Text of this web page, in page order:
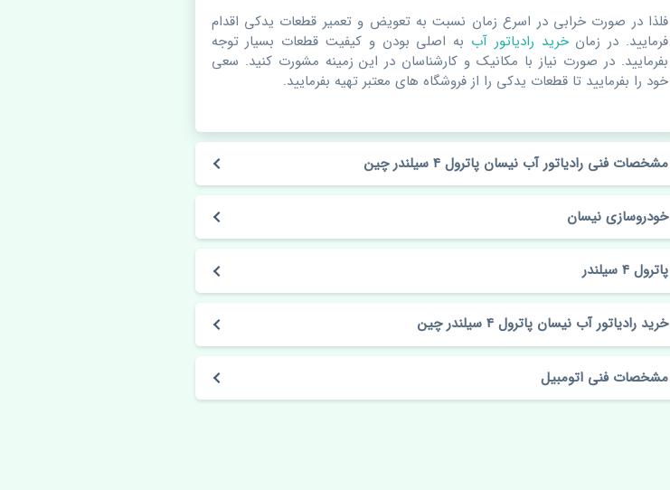
فلذا در صورت خرابی در اسرع زمان نسبت به تعویض و تعمیر قطعات یدکی اقدام
فرمایید. در زمانخرید رادیاتور آب به اصلی بودن و کیفیت قطعات بسیار توجه
بفرمایید. در صورت نیاز با مکانیک و کارشناسان در این زمینه مشورت کنید. سعی
خود را بفرمایید تا قطعات یدکی را از فروشگاه های معتبر تهیه بفرمایید.
مشخصات فنی رادیاتور آب نیسان پاترول 4 سیلندر چین
خودروسازی نیسان
پاترول 4 سیلندر
خرید رادیاتور آب نیسان پاترول 4 سیلندر چین
مشخصات فنی اتومبیل